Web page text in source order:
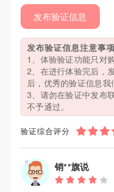
发布验证信息
发布验证信息注意事项
1、体验验证功能只对
2、在进行体验完后，
后，优秀的验证信息我
3、请勿在验证中发布
不予通过。
验证综合评分
销**旗说